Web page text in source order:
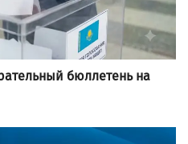
бюллетень на